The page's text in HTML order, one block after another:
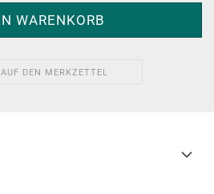
AUF DEN MERKZETTEL